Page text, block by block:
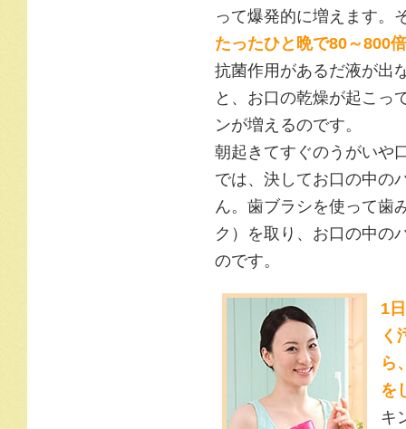
って爆発的に増えます。
たったひと晩で80～800
抗菌作用があるだ液が出
と、お口の乾燥が起こっ
ンが増えるのです。
朝起きてすぐのうがいや
では、決してお口の中の
ん。歯ブラシを使って歯
ク）を取り、お口の中の
のです。
1
く
ら
を
キ